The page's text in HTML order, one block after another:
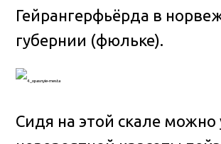
Гейрангерфьёрда в
губернии (фюльке).
Сидя на этой скале можно